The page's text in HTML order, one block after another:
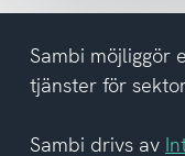
del
av
Sambi möjliggör
tjänster för
Sambi drivs av